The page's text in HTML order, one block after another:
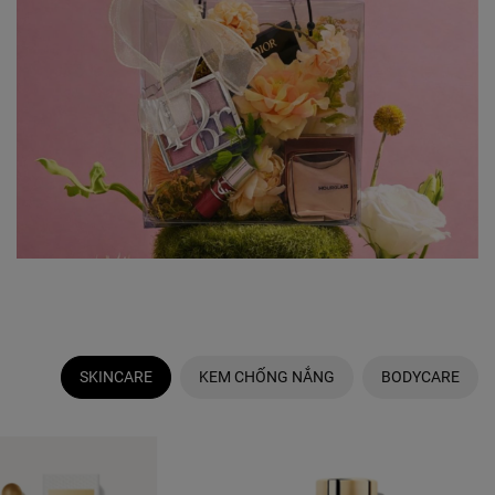
SKINCARE KEM CHỐNG NẮNG BODYCARE